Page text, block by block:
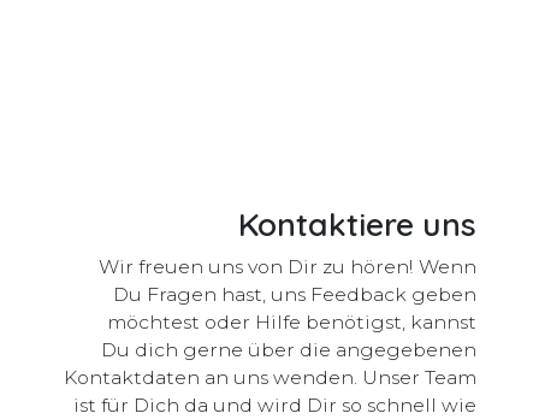
Kontaktiere uns
Wir freuen uns von Dir zu hören! Wenn
Du Fragen hast, uns Feedback geben
möchtest oder Hilfe benötigst, kannst
Du dich gerne über die angegebenen
Kontaktdaten an uns wenden. Unser Team
ist für Dich da und wird Dir so schnell wie